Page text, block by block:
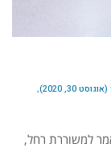
30, 2020)
למשוררת רחל,